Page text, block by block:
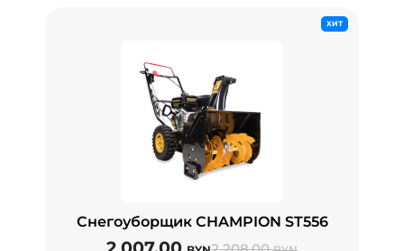
ХИТ
Снегоуборщик CHAMPION ST556